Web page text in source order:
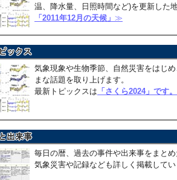
温、降水量、日照時間など)を更新した
「2011年12月の天候」 ≫
気象現象や生物季節、自然災害をはじ
まな話題を取り上げます。
最新トピックスは 「さくら2024」です。
毎日の暦、過去の事件や出来事をまと
気象災害や記録なども詳しく掲載して